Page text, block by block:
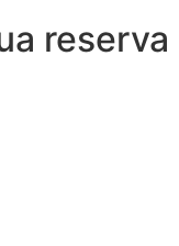
reserva